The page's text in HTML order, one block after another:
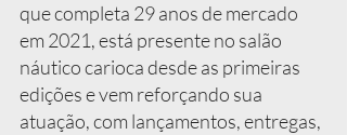
que completa 29 anos de mercado
em 2021, está presente no salão
náutico carioca desde as primeiras
edições e vem reforçando sua
atuação, com lançamentos, entregas,